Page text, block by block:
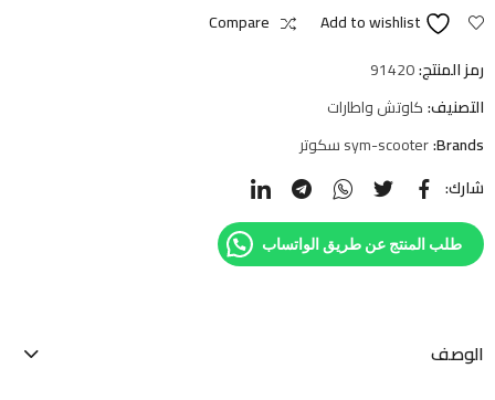
Add to wishlist
Compare
رمز المنتج:91420
التصنيف:كاوتش واطارات
Brands: sym-scooter سكوتر
شارك:
طلب المنتج عن طريق الواتساب
الوصف